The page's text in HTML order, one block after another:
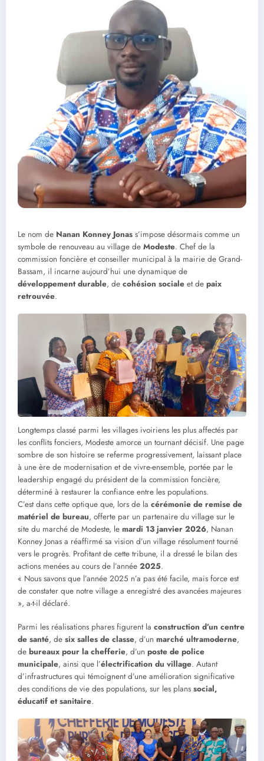
Le nom de Nanan Konney Jonas s’impose désormais comme un
symbole de renouveau au village de Modeste. Chef de la
commission foncière et conseiller municipal à la mairie de Grand-
Bassam, il incarne aujourd’hui une dynamique de
développement durable, de cohésion sociale et de paix
retrouvée.
Longtemps classé parmi les villages ivoiriens les plus affectés par
les conflits fonciers, Modeste amorce un tournant décisif. Une page
sombre de son histoire se referme progressivement, laissant place
à une ère de modernisation et de vivre-ensemble, portée par le
leadership engagé du président de la commission foncière,
déterminé à restaurer la confiance entre les populations.
C’est dans cette optique que, lors de la cérémonie de remise de
matériel de bureau, offerte par un partenaire du village sur le
site du marché de Modeste, le mardi 13 janvier 2026, Nanan
Konney Jonas a réaffirmé sa vision d’un village résolument tourné
vers le progrès. Profitant de cette tribune, il a dressé le bilan des
actions menées au cours de l’année 2025.
« Nous savons que l’année 2025 n’a pas été facile, mais force est
de constater que notre village a enregistré des avancées majeures
», a-t-il déclaré.
Parmi les réalisations phares figurent la construction d’un centre
de santé, de six salles de classe, d’un marché ultramoderne,
de bureaux pour la chefferie, d’un poste de police
municipale, ainsi que l’électrification du village. Autant
d’infrastructures qui témoignent d’une amélioration significative
des conditions de vie des populations, sur les plans social,
éducatif et sanitaire.